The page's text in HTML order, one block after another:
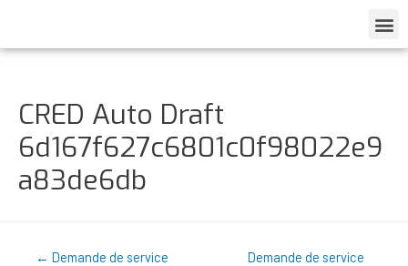
CRED Auto Draft
6d167f627c6801c0f98022e9
a83de6db
← Demande de service
Demande de service